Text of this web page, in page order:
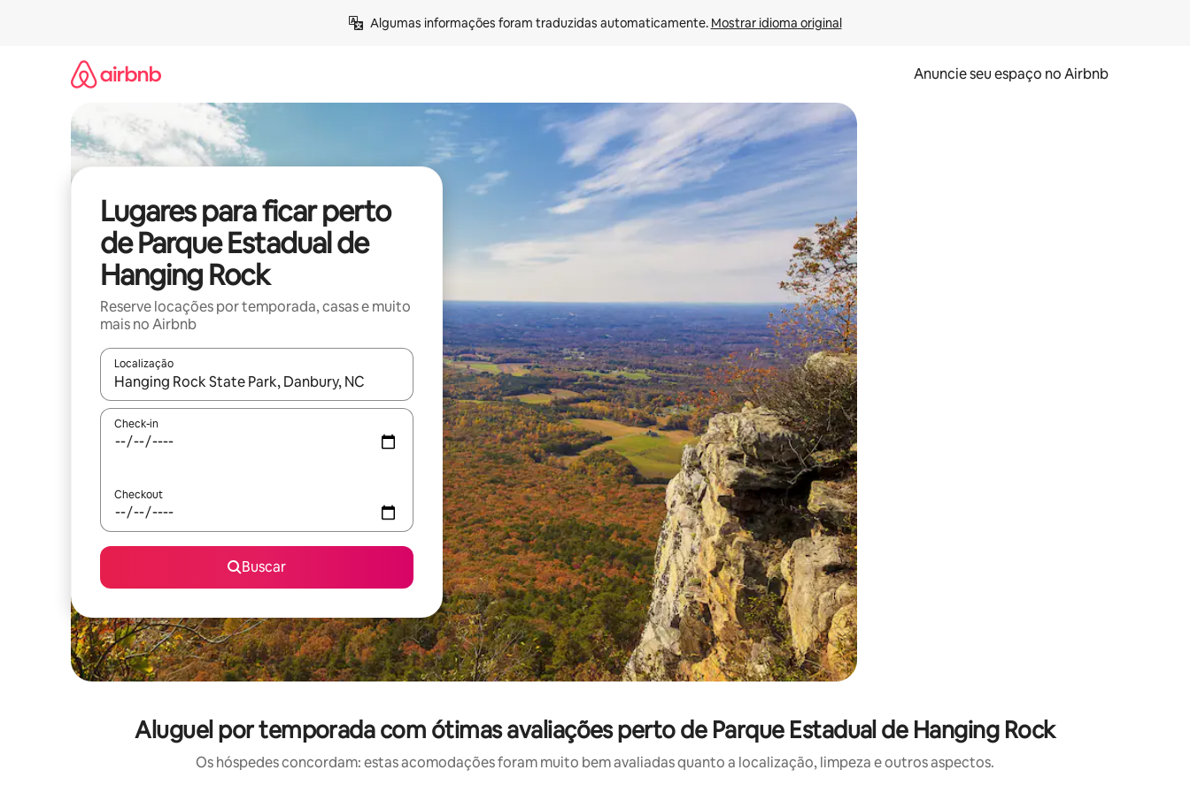
Algumas informações foram traduzidas automaticamente. Mostrar idioma original
Anuncie seu espaço no Airbnb
Lugares para ficar perto
de Parque Estadual de
Hanging Rock
Reserve locações por temporada, casas e muito
mais no Airbnb
Localização
Quando os resultados estiverem disponíveis, explore-os usando as seta para cima e para baixo do teclado ou tocando e deslizando o dedo na tela.
Check-in
Checkout
Buscar
Aluguel por temporada com ótimas avaliações perto de Parque Estadual de Hanging Rock
Os hóspedes concordam: estas acomodações foram muito bem avaliadas quanto a localização, limpeza e outros aspectos.